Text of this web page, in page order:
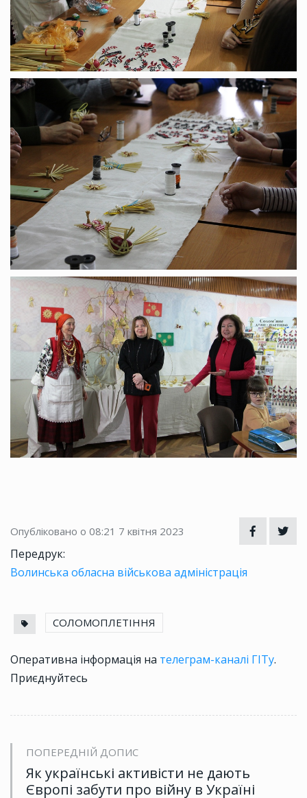
Опубліковано о 08:21 7 квітня 2023
Передрук:
Волинська обласна військова адміністрація
СОЛОМОПЛЕТІННЯ
Оперативна інформація на телеграм-каналі ГІТу.
Приєднуйтесь
ПОПЕРЕДНІЙ ДОПИС
Як українські активісти не дають
Європі забути про війну в Україні